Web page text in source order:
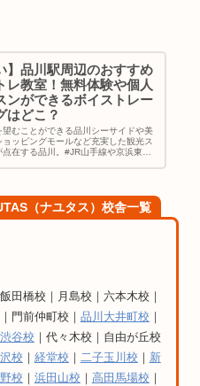
】品川駅周辺のおすすめ
レ教室！無料体験や個人
ンができるボイストレー
はどこ？
望むことができる品川シーサイドや美
ョッピングモールなど充実した観光ス
点在する品川。#JR山手線や京浜東北
（ナユタス）校舎一覧
田橋校｜月島校｜六本木校｜
｜門前仲町校｜ 品川大井町校 ｜
渋谷校 ｜代々木校｜自由が丘校
校 ｜ 経堂校 ｜ 二子玉川校 ｜ 新
校 ｜ 浜田山校 ｜ 高田馬場校 ｜